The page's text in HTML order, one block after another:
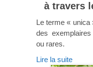
à travers
Le terme « unica
des
ou rares.
Lire la suite